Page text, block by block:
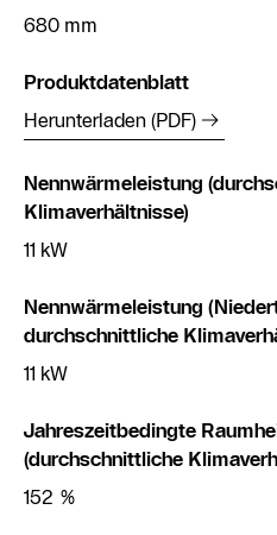
680 mm
Produktdatenblatt
Herunterladen (PDF)
Nennwärmeleistung
Klimaverhältnisse)
11 kW
Nennwärmeleistung
durchschnittliche
11 kW
Jahreszeitbedingte
(durchschnittliche
152 %